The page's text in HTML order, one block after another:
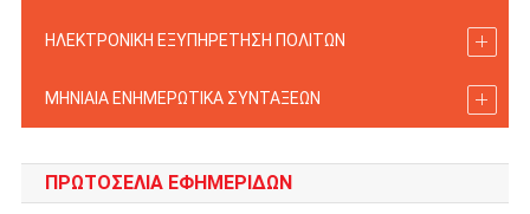
ΗΛΕΚΤΡΟΝΙΚΗ ΕΞΥΠΗΡΕΤΗΣΗ ΠΟΛΙΤΩΝ
ΜΗΝΙΑΙΑ ΕΝΗΜΕΡΩΤΙΚΑ ΣΥΝΤΑΞΕΩΝ
ΠΡΩΤΟΣΈΛΙΑ ΕΦΗΜΕΡΊΔΩΝ